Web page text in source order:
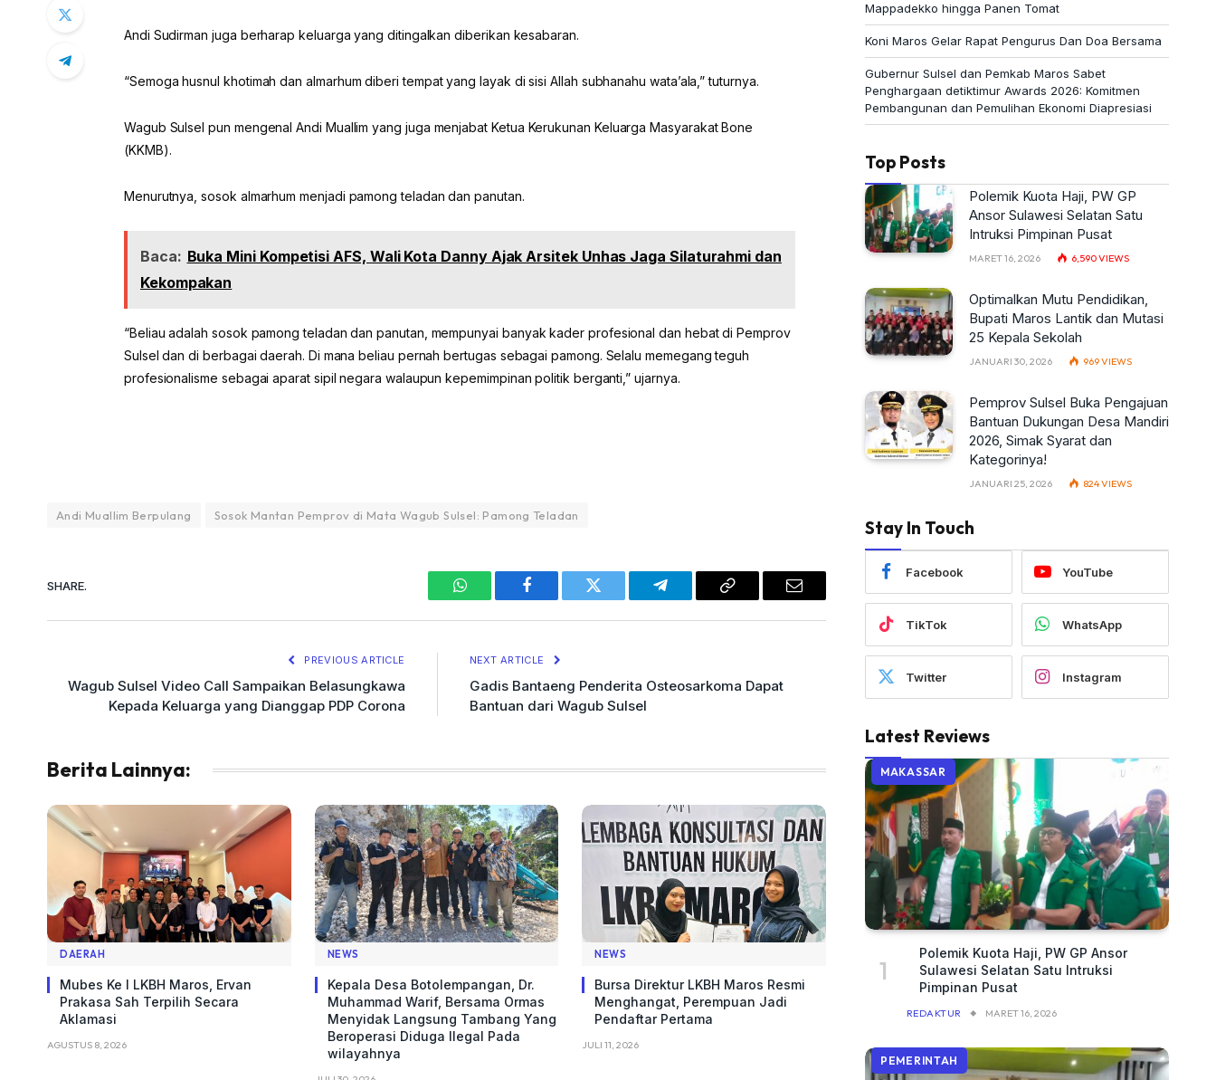
Andi Sudirman juga berharap keluarga yang ditingalkan diberikan kesabaran.
“Semoga husnul khotimah dan almarhum diberi tempat yang layak di sisi Allah subhanahu wata’ala,” tuturnya.
Wagub Sulsel pun mengenal Andi Muallim yang juga menjabat Ketua Kerukunan Keluarga Masyarakat Bone
(KKMB).
Menurutnya, sosok almarhum menjadi pamong teladan dan panutan.
Baca: Buka Mini Kompetisi AFS, Wali Kota Danny Ajak Arsitek Unhas Jaga Silaturahmi dan
Kekompakan
“Beliau adalah sosok pamong teladan dan panutan, mempunyai banyak kader profesional dan hebat di Pemprov
Sulsel dan di berbagai daerah. Di mana beliau pernah bertugas sebagai pamong. Selalu memegang teguh
profesionalisme sebagai aparat sipil negara walaupun kepemimpinan politik berganti,” ujarnya.
Andi Muallim Berpulang Sosok Mantan Pemprov di Mata Wagub Sulsel: Pamong Teladan
SHARE.
WhatsAppFacebook Twitter Telegram Copy
Email
PREVIOUS ARTICLE
Wagub Sulsel Video Call Sampaikan Belasungkawa
Kepada Keluarga yang Dianggap PDP Corona
NEXT ARTICLE
Gadis Bantaeng Penderita Osteosarkoma Dapat
Bantuan dari Wagub Sulsel
Berita Lainnya:
DAERAH
Mubes Ke I LKBH Maros, Ervan
Prakasa Sah Terpilih Secara
Aklamasi
AGUSTUS 8, 2026
NEWS
Kepala Desa Botolempangan, Dr.
Muhammad Warif, Bersama Ormas
Menyidak Langsung Tambang Yang
Beroperasi Diduga Ilegal Pada
wilayahnya
NEWS
Bursa Direktur LKBH Maros Resmi
Menghangat, Perempuan Jadi
Pendaftar Pertama
JULI 11, 2026
Mappadekko hingga Panen Tomat
Koni Maros Gelar Rapat Pengurus Dan Doa Bersama
Gubernur Sulsel dan Pemkab Maros Sabet
Penghargaan detiktimur Awards 2026: Komitmen
Pembangunan dan Pemulihan Ekonomi Diapresiasi
Top Posts
Polemik Kuota Haji, PW GP
Ansor Sulawesi Selatan Satu
Intruksi Pimpinan Pusat
MARET 16, 2026 6,590VIEWS
Optimalkan Mutu Pendidikan,
Bupati Maros Lantik dan Mutasi
25 Kepala Sekolah
JANUARI 30, 2026 969VIEWS
Pemprov Sulsel Buka Pengajuan
Bantuan Dukungan Desa Mandiri
2026, Simak Syarat dan
Kategorinya!
JANUARI 25, 2026 824VIEWS
Stay In Touch
Facebook YouTube
TikTok WhatsApp
Twitter Instagram
Latest Reviews
MAKASSAR
Polemik Kuota Haji, PW GP Ansor
Sulawesi Selatan Satu Intruksi
Pimpinan Pusat
REDAKTUR MARET 16, 2026
PEMERINTAH